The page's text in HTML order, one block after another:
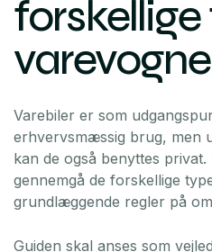
Varebiler er som
erhvervsmæssig brug, men
kan de også benyttes
gennemgå de forskellige
grundlæggende regler på
Guiden skal anses som